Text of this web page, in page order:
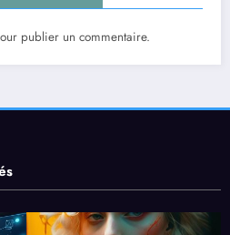
publier un commentaire.